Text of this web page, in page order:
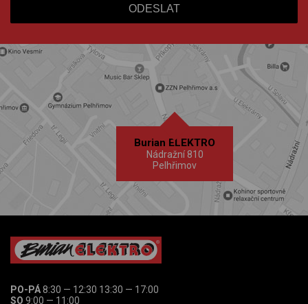
Burian ELEKTRO
Nádražní 810
Pelhřimov
PO-PÁ8:30 — 12:30 13:30 — 17:00
SO 9:00 — 11:00